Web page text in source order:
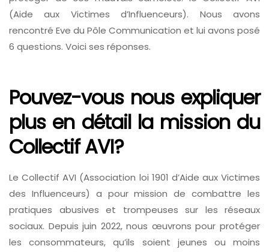
(Aide aux Victimes d’Influenceurs). Nous avons
rencontré Eve du Pôle Communication et lui avons posé
6 questions. Voici ses réponses.
Pouvez-vous nous expliquer
plus en détail la mission du
Collectif AVI?
Le Collectif AVI (Association loi 1901 d’Aide aux Victimes
des Influenceurs) a pour mission de combattre les
pratiques abusives et trompeuses sur les réseaux
sociaux. Depuis juin 2022, nous œuvrons pour protéger
les consommateurs, qu’ils soient jeunes ou moins